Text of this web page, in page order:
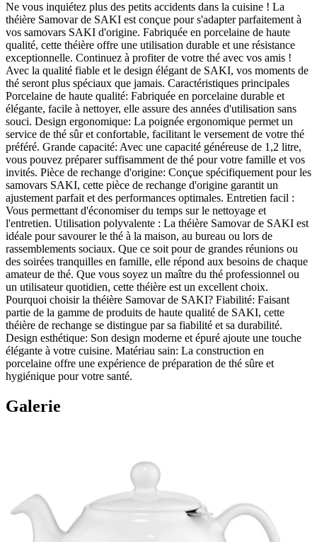
Ne vous inquiétez plus des petits accidents dans la cuisine ! La
théière Samovar de SAKI est conçue pour s'adapter parfaitement à
vos samovars SAKI d'origine. Fabriquée en porcelaine de haute
qualité, cette théière offre une utilisation durable et une résistance
exceptionnelle. Continuez à profiter de votre thé avec vos amis !
Avec la qualité fiable et le design élégant de SAKI, vos moments de
thé seront plus spéciaux que jamais. Caractéristiques principales
Porcelaine de haute qualité: Fabriquée en porcelaine durable et
élégante, facile à nettoyer, elle assure des années d'utilisation sans
souci. Design ergonomique: La poignée ergonomique permet un
service de thé sûr et confortable, facilitant le versement de votre thé
préféré. Grande capacité: Avec une capacité généreuse de 1,2 litre,
vous pouvez préparer suffisamment de thé pour votre famille et vos
invités. Pièce de rechange d'origine: Conçue spécifiquement pour les
samovars SAKI, cette pièce de rechange d'origine garantit un
ajustement parfait et des performances optimales. Entretien facil :
Vous permettant d'économiser du temps sur le nettoyage et
l'entretien. Utilisation polyvalente : La théière Samovar de SAKI est
idéale pour savourer le thé à la maison, au bureau ou lors de
rassemblements sociaux. Que ce soit pour de grandes réunions ou
des soirées tranquilles en famille, elle répond aux besoins de chaque
amateur de thé. Que vous soyez un maître du thé professionnel ou
un utilisateur quotidien, cette théière est un excellent choix.
Pourquoi choisir la théière Samovar de SAKI? Fiabilité: Faisant
partie de la gamme de produits de haute qualité de SAKI, cette
théière de rechange se distingue par sa fiabilité et sa durabilité.
Design esthétique: Son design moderne et épuré ajoute une touche
élégante à votre cuisine. Matériau sain: La construction en
porcelaine offre une expérience de préparation de thé sûre et
hygiénique pour votre santé.
Galerie